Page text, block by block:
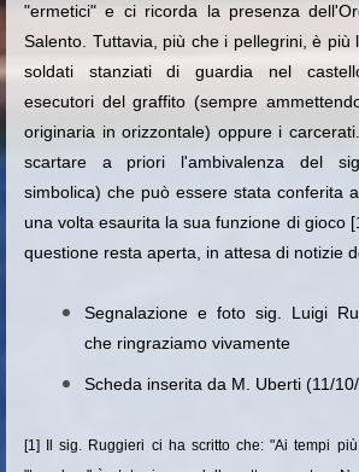
"ermetici" e ci ricorda la presenza
Salento. Tuttavia, più che i pellegrini, è più
soldati stanziati di guardia nel
esecutori del graffito (sempre
originaria in orizzontale) oppure i
scartare a priori l'ambivalenza del
simbolica) che può essere stata conferita
una volta esaurita la sua funzione di gioco
questione resta aperta, in attesa di notizie
Segnalazione e foto sig. Luigi
che ringraziamo vivamente
Scheda inserita da M. Uberti (11/
[1] Il sig. Ruggieri ci ha scritto che: "Ai tempi